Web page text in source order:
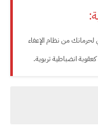
من نظام الإعفاء
كعقوبة انضباطية تربوية.